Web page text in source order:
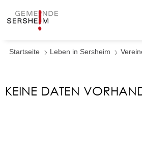
Startseite Leben in Sersheim
KEINE DATEN